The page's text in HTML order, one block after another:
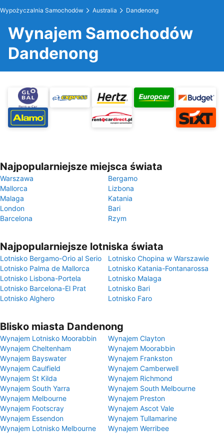
Wypożyczalnia Samochodów Australia Dandenong
Wynajem Samochodów
Dandenong
Najpopularniejsze miejsca świata
Warszawa
Bergamo
Mallorca
Lizbona
Malaga
Katania
London
Bari
Barcelona
Rzym
Najpopularniejsze lotniska świata
Lotnisko Bergamo-Orio al Serio
Lotnisko Chopina w Warszawie
Lotnisko Palma de Mallorca
Lotnisko Katania-Fontanarossa
Lotnisko Lisbona-Portela
Lotnisko Malaga
Lotnisko Barcelona-El Prat
Lotnisko Bari
Lotnisko Alghero
Lotnisko Faro
Blisko miasta Dandenong
Wynajem Lotnisko Moorabbin
Wynajem Clayton
Wynajem Cheltenham
Wynajem Moorabbin
Wynajem Bayswater
Wynajem Frankston
Wynajem Caulfield
Wynajem Camberwell
Wynajem St Kilda
Wynajem Richmond
Wynajem South Yarra
Wynajem South Melbourne
Wynajem Melbourne
Wynajem Preston
Wynajem Footscray
Wynajem Ascot Vale
Wynajem Essendon
Wynajem Tullamarine
Wynajem Lotnisko Melbourne
Wynajem Werribee